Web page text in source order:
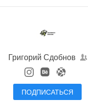
Григорий Сдобнов
ПОДПИСАТЬСЯ